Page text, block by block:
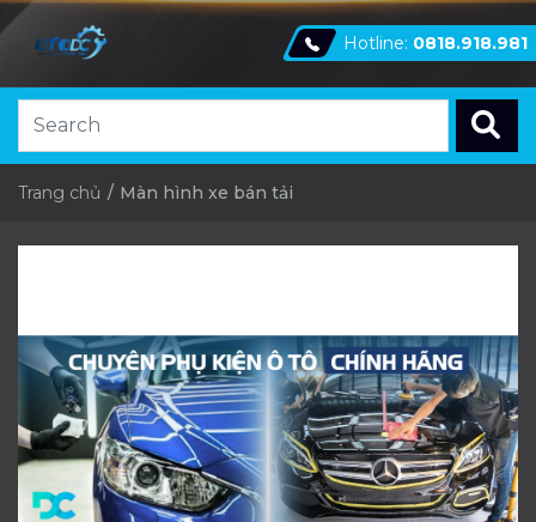
Hotline: 0818.918.981
Trang chủ Màn hình xe bán tải